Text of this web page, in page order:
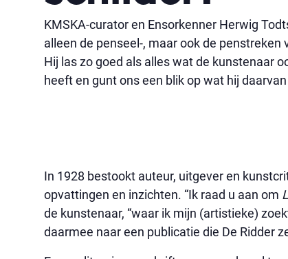
KMSKA-curator en Ensorkenner Herwig
alleen de penseel-, maar ook de penstreken
Hij las zo goed als alles wat de kunstenaar
heeft en gunt ons een blik op wat hij
In 1928 bestookt auteur, uitgever en
opvattingen en inzichten. “Ik raad u aan om
de kunstenaar, “waar ik mijn (artistieke)
daarmee naar een publicatie die De Ridder